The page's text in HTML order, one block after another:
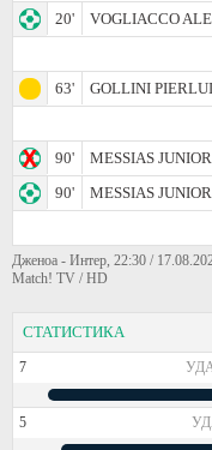
20'
VOGLIACCO
63'
GOLLINI
90'
MESSIAS JUNIOR
90'
MESSIAS JUNIOR
Дженоа - Интер, 22:30 /
Match! TV / HD
СТАТИСТИКА
7
5